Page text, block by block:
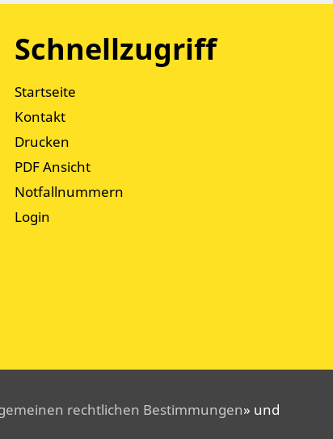
Schnellzugriff
Startseite
Kontakt
Drucken
PDF Ansicht
Notfallnummern
Login
rechtlichen Bestimmungen» und